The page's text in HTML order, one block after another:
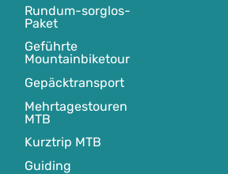
Rundum-sorglos-
Paket
Geführte
Mountainbiketour
Gepäcktransport
Mehrtagestouren
MTB
Kurztrip MTB
Guiding